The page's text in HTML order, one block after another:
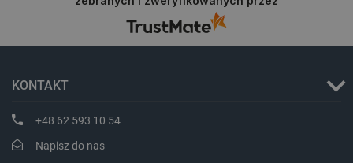
KONTAKT
+48 62 593 10 54
Napisz do nas